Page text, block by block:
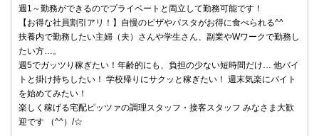
週1～勤務ができるのでプライベートと両立して勤務可能です！
【お得な社員割引アリ！】自慢のピザやパスタがお得に食べられる^^
扶養内で勤務したい主婦（夫）さんや学生さん、副業やWワークで勤務し
たい方…。
週5でガッツり稼ぎたい！年齢的にも、負担の少ない短時間だけ… 他バイ
トと掛け持ちしたい！ 学校帰りにサクッと稼ぎたい！ 週末気楽にバイト
を始めてみたい！
楽しく稼げる宅配ピッツァの調理スタッフ・接客スタッフ みなさま大歓
迎です （^^）/☆